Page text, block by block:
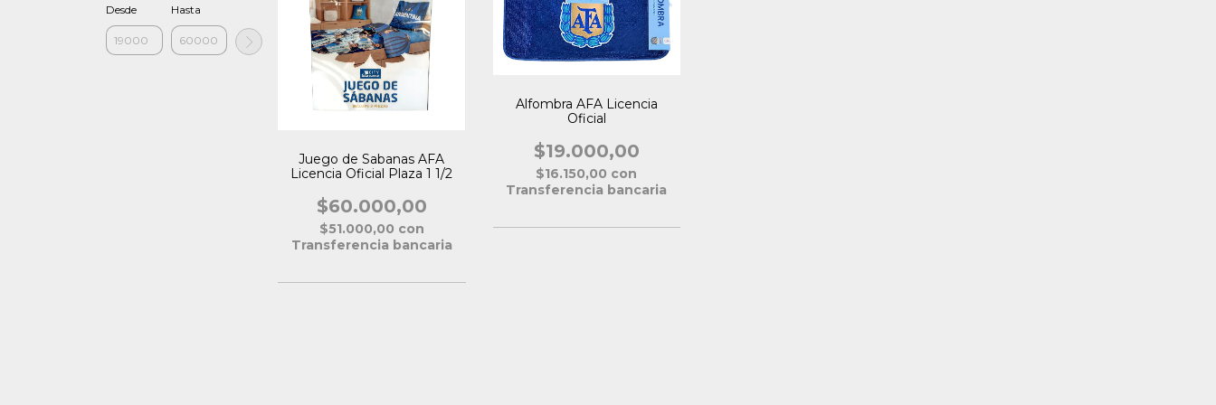
Desde Hasta
Juego de Sabanas AFA
Licencia Oficial Plaza 1 1/2
$60.000,00
$51.000,00 con
Transferencia bancaria
Alfombra AFA Licencia
Oficial
$19.000,00
$16.150,00 con
Transferencia bancaria